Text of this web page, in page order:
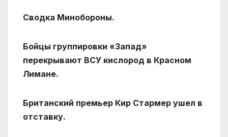
Сводка Минобороны.
Бойцы группировки «Запад»
перекрывают ВСУ кислород в Красном
Лимане.
Британский премьер Кир Стармер ушел в
отставку.